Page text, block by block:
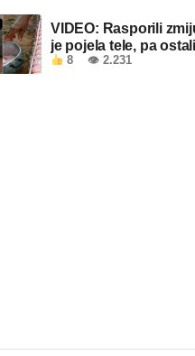
VIDEO: Rasporili
je pojela tele, pa
8 👁 2.231